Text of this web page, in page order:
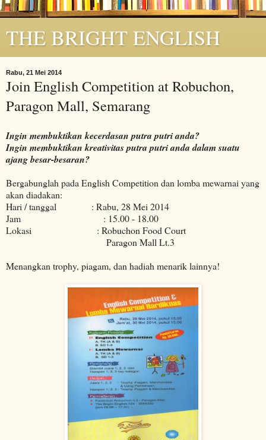
THE BRIGHT ENGLISH
Rabu, 21 Mei 2014
Join English Competition at Robuchon,
Paragon Mall, Semarang
Ingin membuktikan kecerdasan putra putri anda?
Ingin membuktikan kreativitas putra putri anda dalam suatu
ajang besar-besaran?
Bergabunglah pada English Competition dan lomba mewarnai yang
akan diadakan:
Hari / tanggal : Rabu, 28 Mei 2014
Jam : 15.00 - 18.00
Lokasi : Robuchon Food Court
Paragon Mall Lt.3
Menangkan trophy, piagam, dan hadiah menarik lainnya!